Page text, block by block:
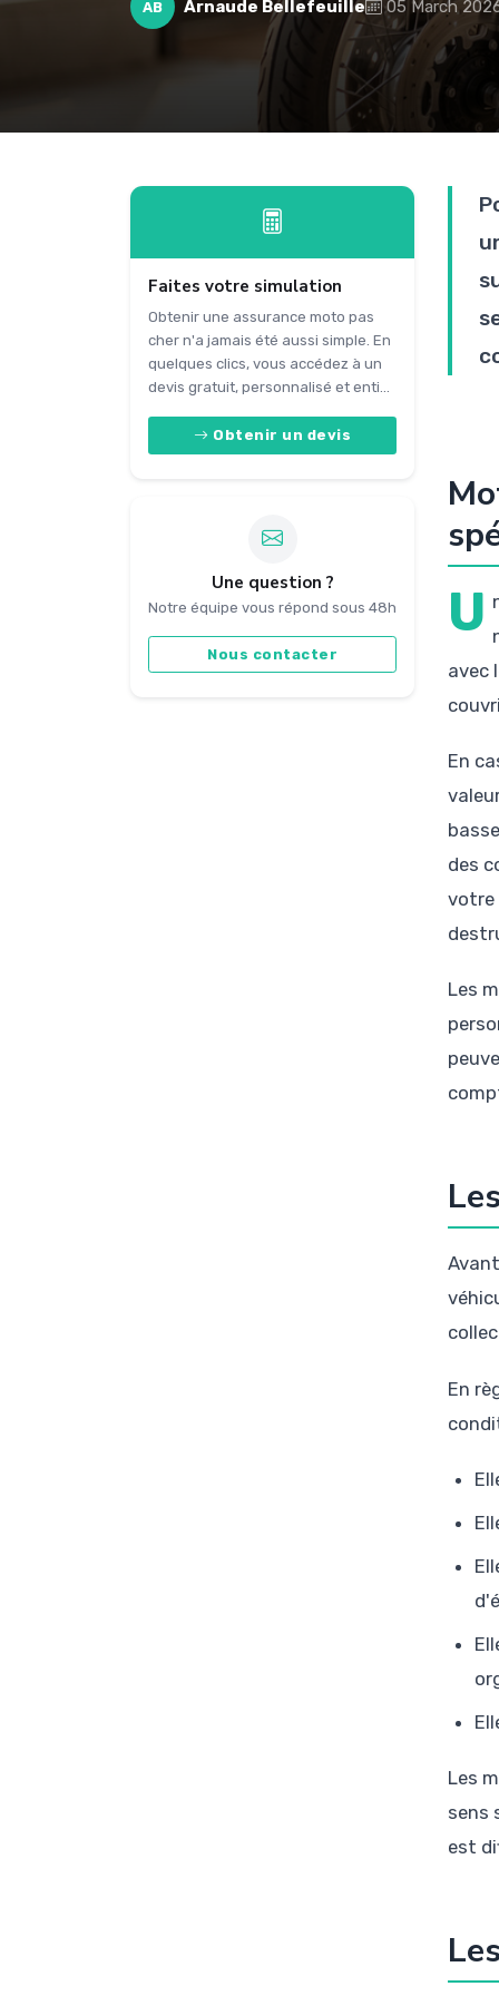
AB Arnaude Bellefeuille 05 March
Faites votre simulation
Obtenir une assurance moto pas
cher n'a jamais été aussi simple. En
quelques clics, vous accédez à un
devis gratuit, personnalisé et enti...
Obtenir un devis
Une question ?
Notre équipe vous répond sous 48h
Nous contacter
U
avec
En
des
votre
Les
En
Les
sens
est